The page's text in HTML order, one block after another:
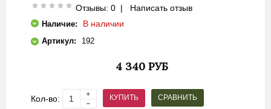
Отзывы: 0 | Написать отзыв
Наличие: В наличии
Артикул: 192
4 340 РУБ
Кол-во: КУПИТЬ СРАВНИТЬ